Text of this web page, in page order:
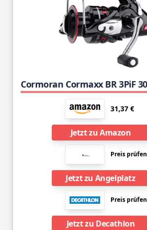
31,37 €
Jetzt zu Amazon
Preis prüfen
Jetzt zu Angelplatz
Preis prüfen
Jetzt zu Decathlon